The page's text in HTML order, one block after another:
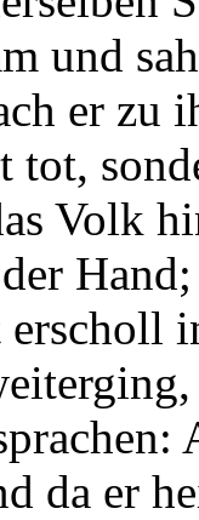
und
er zu
Volk
da er